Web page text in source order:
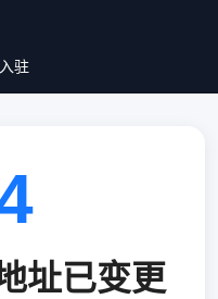
驻
址已变更